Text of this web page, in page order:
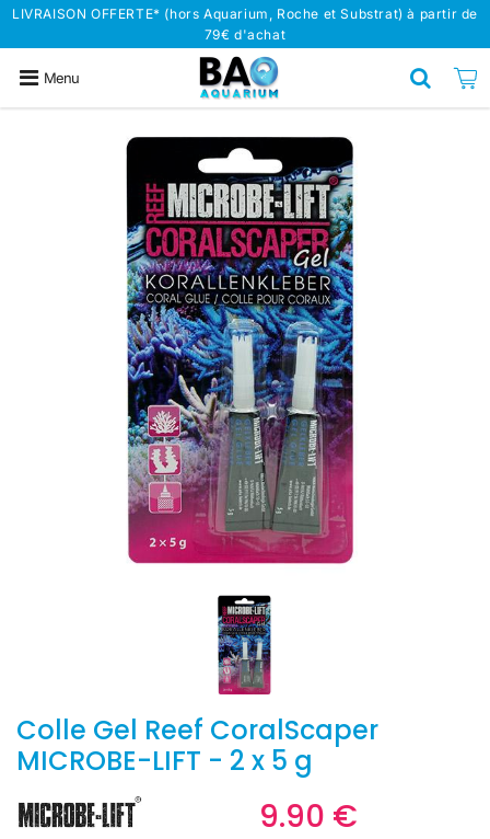
LIVRAISON OFFERTE* (hors Aquarium, Roche et Substrat) à partir de
79€ d'achat
Menu
Colle Gel Reef CoralScaper
MICROBE-LIFT - 2 x 5 g
9.90 €